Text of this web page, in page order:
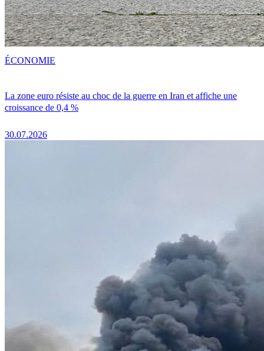
La zone euro résiste au choc de la guerre en Iran et affiche une
croissance de 0,4 %
30.07.2026
ÉCONOMIE